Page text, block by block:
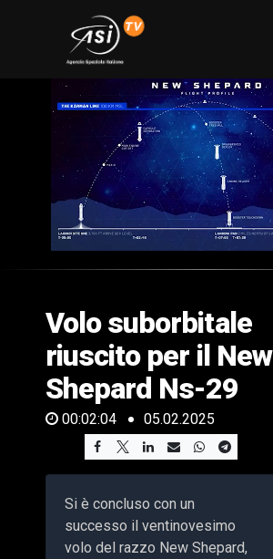
of
4
seconds
Volo suborbitale
riuscito per il New
Shepard Ns-29
00:02:04 05.02.2025
Si è concluso con un
successo il ventinovesimo
volo del razzo New Shepard,